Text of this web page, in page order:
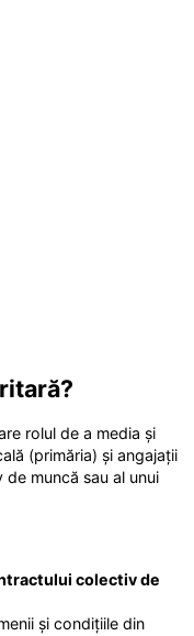
rolul de a media și
(primăria) și angajații
muncă sau al unui
colectiv de
și condițiile din